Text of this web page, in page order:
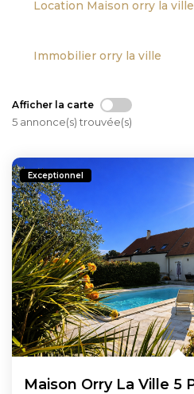
Location Maison orry la ville
Immobilier orry la ville
Afficher la carte
5 annonce(s) trouvée(s)
Exceptionnel